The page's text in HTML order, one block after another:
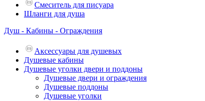
Смеситель для писуара
Шланги для душа
Душ - Кабины - Ограждения
Аксессуары для душевых
Душевые кабины
Душевые уголки двери и поддоны
Душевые двери и ограждения
Душевые поддоны
Душевые уголки